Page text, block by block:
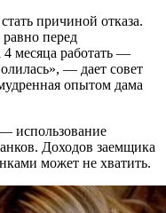
причиной отказа.
перед
4 месяца работать —
— дает совет
опытом дама
использование
Доходов заемщика
может не хватить.